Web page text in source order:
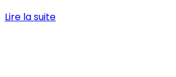
Lire la suite